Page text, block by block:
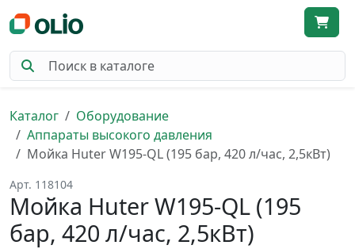
Каталог
Оборудование
Аппараты высокого давления
Мойка Huter W195-QL (195 бар, 420 л/час, 2,5кВт)
Арт. 118104
Мойка Huter W195-QL (195
бар, 420 л/час, 2,5кВт)